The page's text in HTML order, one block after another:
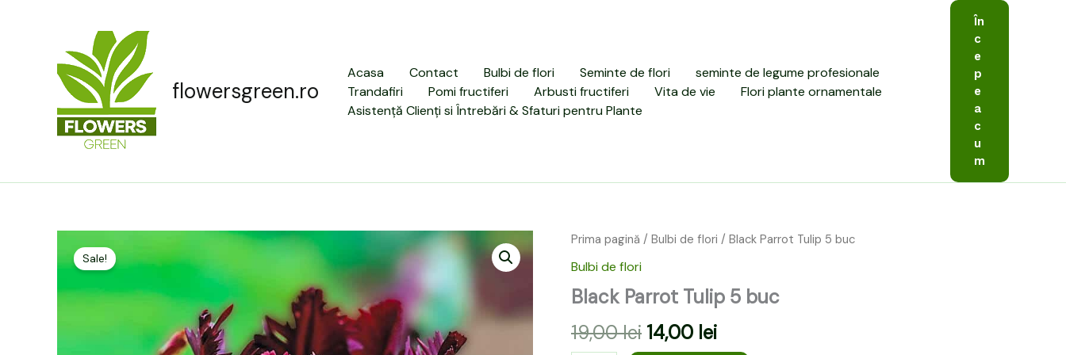
flowersgreen.ro
Acasa Contact Bulbi de flori Seminte de flori
seminte de legume profesionale
Trandafiri
Pomi fructiferi Arbusti fructiferi Vita de vie
Flori plante ornamentale
Asistență Clienți si Întrebări & Sfaturi pentru Plante
În
c
e
p
e
a
c
u
m
Sale!
Prima pagină / Bulbi de flori / Black Parrot Tulip 5 buc
Bulbi de flori
Black Parrot Tulip 5 buc
19,00lei
Prețul
a
fost:
14,00 lei
Prețul
este:
14,00 lei.
Cantitate
Parrot
Tulip
5